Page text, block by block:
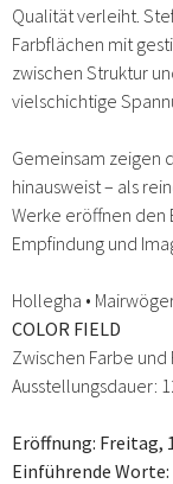
Qualität verleiht.
Farbflächen mit
zwischen Struktur
vielschichtige
Gemeinsam zeigen
hinausweist – als
Werke eröffnen den
Empfindung und
Hollegha •
COLOR FIELD
Zwischen Farbe und
Ausstellungsdauer:
Eröffnung: Freitag,
Einführende